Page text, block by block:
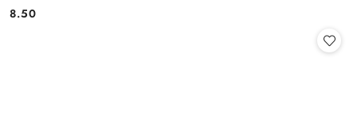
Cena:
8.50